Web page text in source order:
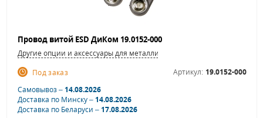
Провод витой ESD ДиКом 19.0152-000
Другие опции и аксессуары для металлической мебели
Под заказ
Артикул: 19.0152-000
Самовывоз –14.08.2026
Доставка по Минску –14.08.2026
Доставка по Беларуси –17.08.2026